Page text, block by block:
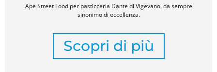
Ape Street Food per pasticceria Dante di Vigevano, da sempre
sinonimo di eccellenza.
Scopri di più